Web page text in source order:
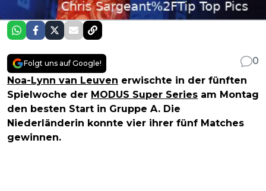
Folgt uns auf Google!
0
Noa-Lynn van Leuven erwischte in der fünften
Spielwoche der MODUS Super Series am Montag
den besten Start in Gruppe A. Die
Niederländerin konnte vier ihrer fünf Matches
gewinnen.